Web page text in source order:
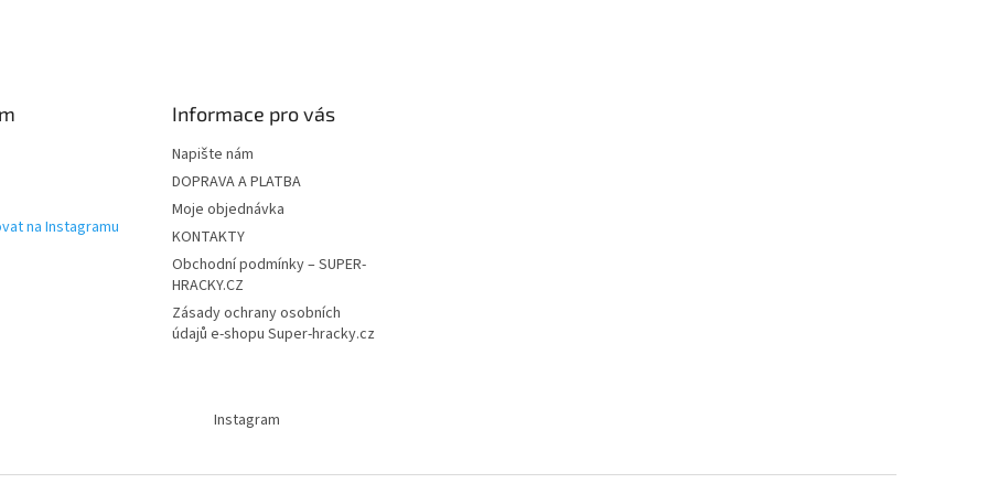
na Instagramu
Informace pro vás
Napište nám
DOPRAVA A PLATBA
Moje objednávka
KONTAKTY
Obchodní podmínky – SUPER-
HRACKY.CZ
Zásady ochrany osobních
údajů e-shopu Super-hracky.cz
Instagram